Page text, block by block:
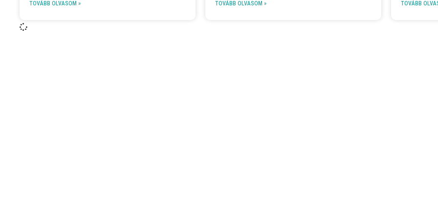
TOVÁBB OLVASOM » TOVÁBB OLVASOM » TOVÁBB